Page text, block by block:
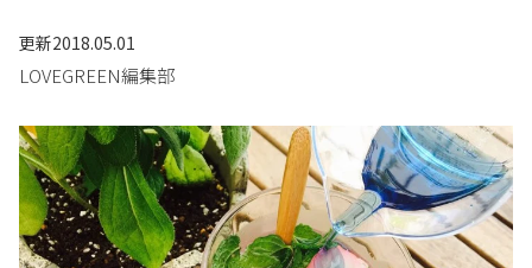
更新2018.05.01
LOVEGREEN編集部